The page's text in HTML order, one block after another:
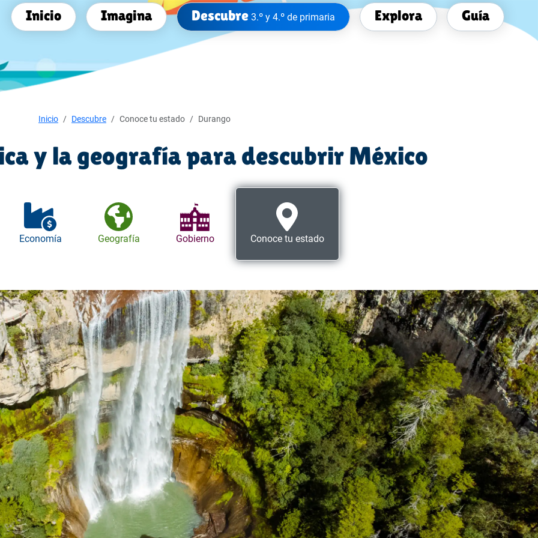
Inicio Imagina Descubre 3.º y 4.º de primaria Explora Guía
Inicio Descubre Conoce tu estado Durango
y la geografía para descubrir México
Economía Geografía Gobierno Conoce tu estado